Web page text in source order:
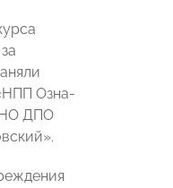
Озна-
ДПО